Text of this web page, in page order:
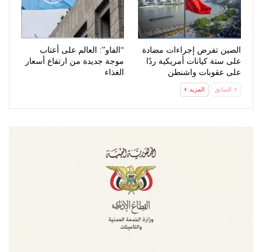
الصين تفرض إجراءات مضادة
على ستة كيانات أمريكية ردًا
على عقوبات واشنطن
“الفاو”: العالم على أعتاب
موجة جديدة من ارتفاع أسعار
الغذاء
السابق المزيد